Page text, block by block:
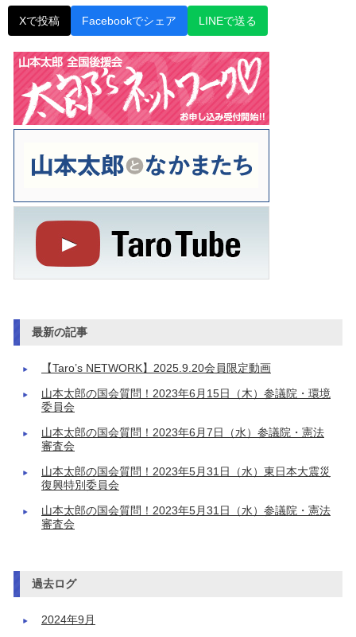
Xで投稿 Facebookでシェア LINEで送る
最新の記事
【Taro’s NETWORK】2025.9.20会員限定動画
山本太郎の国会質問！2023年6月15日（木）参議院・環境
委員会
山本太郎の国会質問！2023年6月7日（水）参議院・憲法
審査会
山本太郎の国会質問！2023年5月31日（水）東日本大震災
復興特別委員会
山本太郎の国会質問！2023年5月31日（水）参議院・憲法
審査会
過去ログ
2024年9月